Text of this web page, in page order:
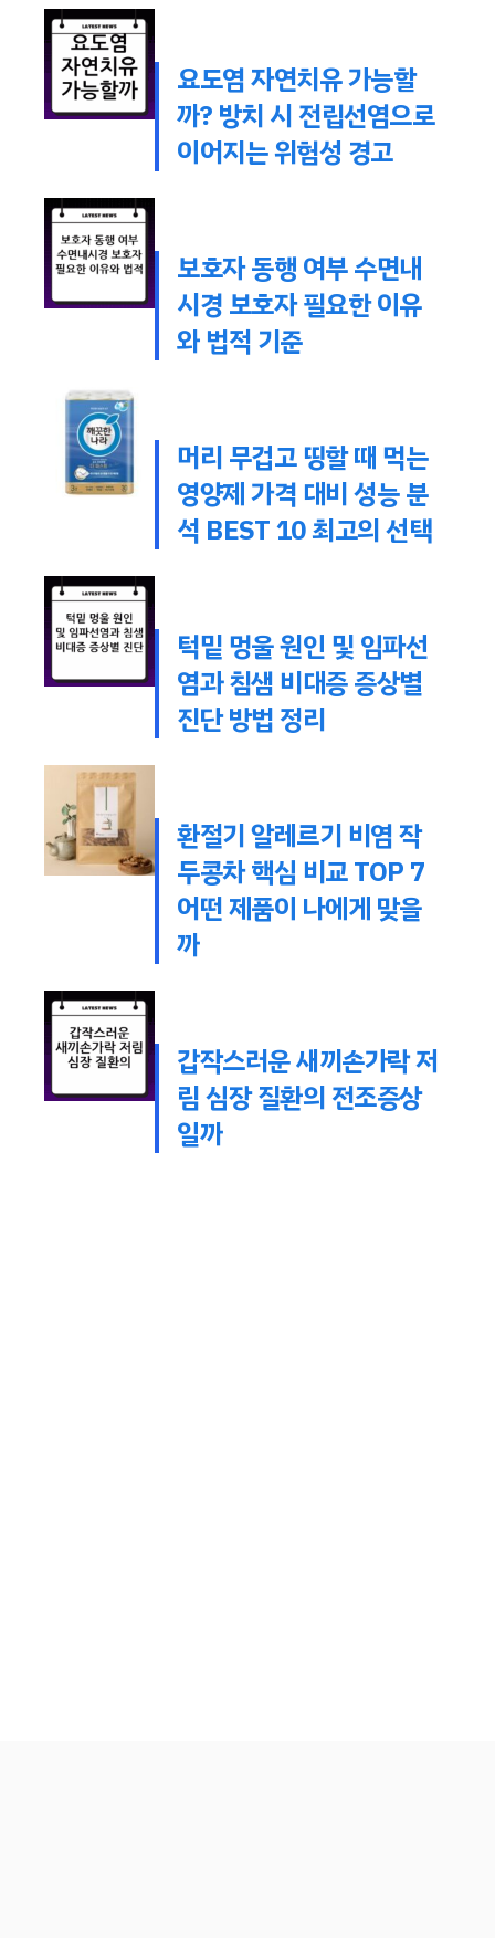
요도염 자연치유 가능할
까? 방치 시 전립선염으로
이어지는 위험성 경고
보호자 동행 여부 수면내
시경 보호자 필요한 이유
와 법적 기준
머리 무겁고 띵할 때 먹는
영양제 가격 대비 성능 분
석 BEST 10 최고의 선택
턱밑 멍울 원인 및 임파선
염과 침샘 비대증 증상별
진단 방법 정리
환절기 알레르기 비염 작
두콩차 핵심 비교 TOP 7
어떤 제품이 나에게 맞을
까
갑작스러운 새끼손가락 저
림 심장 질환의 전조증상
일까